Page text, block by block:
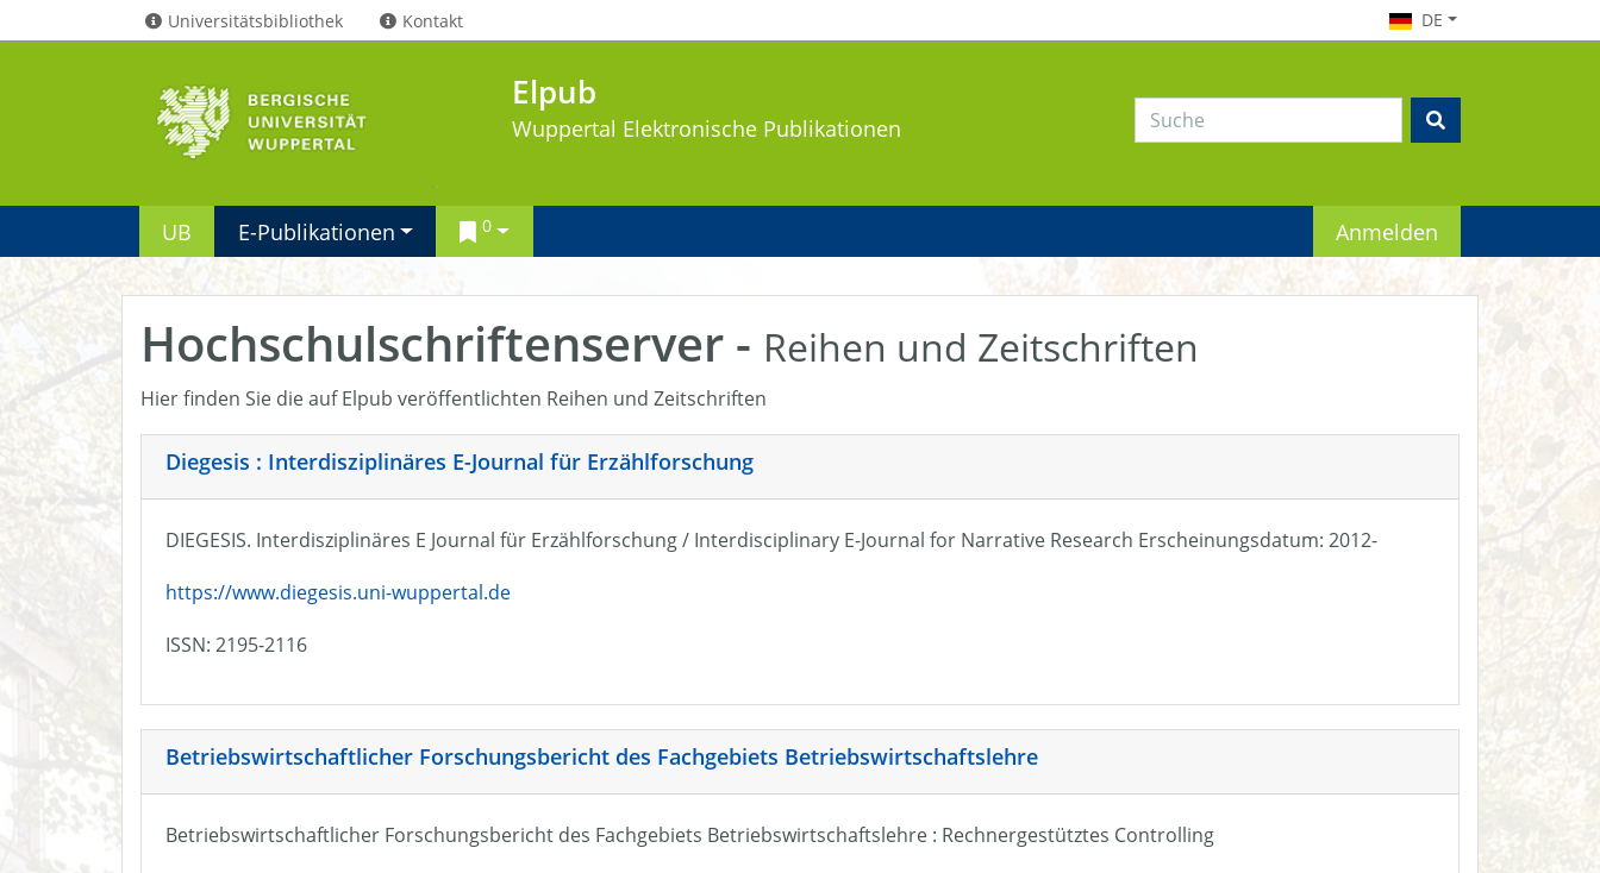
Universitätsbibliothek Kontakt DE
Elpub
Wuppertal Elektronische Publikationen
UB E-Publikationen 0 Anmelden
Hochschulschriftenserver - Reihen und Zeitschriften
Hier finden Sie die auf Elpub veröffentlichten Reihen und Zeitschriften
Diegesis : Interdisziplinäres E-Journal für Erzählforschung
DIEGESIS. Interdisziplinäres E Journal für Erzählforschung / Interdisciplinary E-Journal for Narrative Research Erscheinungsdatum: 2012-
https://www.diegesis.uni-wuppertal.de
ISSN: 2195-2116
Betriebswirtschaftlicher Forschungsbericht des Fachgebiets Betriebswirtschaftslehre
Betriebswirtschaftlicher Forschungsbericht des Fachgebiets Betriebswirtschaftslehre : Rechnergestütztes Controlling